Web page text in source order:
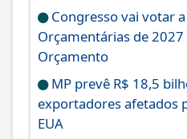
Congresso vai votar
Orçamentárias de
Orçamento
MP prevê R$ 18,5
exportadores afetados
EUA